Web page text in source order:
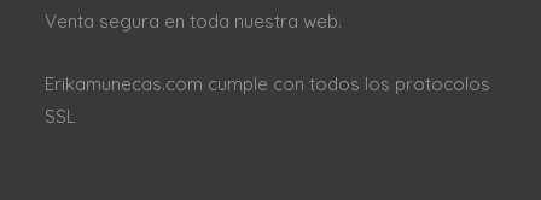
Venta segura en toda nuestra web.
Erikamunecas.com cumple con todos los protocolos
SSL